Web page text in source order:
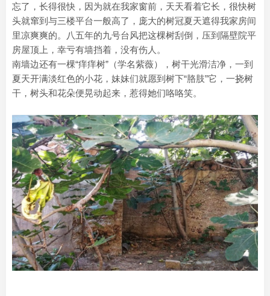
忘了，长得很快，因为就在我家窗前，天天看着它长，很快树
头就窜到与三楼平台一般高了，庞大的树冠夏天遮得我家房间
里凉爽爽的。八五年的九号台风把这棵树刮倒，压到隔壁院平
房屋顶上，幸亏有墙挡着，没有伤人。
南墙边还有一棵“痒痒树”（学名紫薇），树干光滑洁净，一到
夏天开满淡红色的小花，妹妹们就愿到树下“胳肢”它，一挠树
干，树头和花朵便晃动起来，惹得她们咯咯笑。